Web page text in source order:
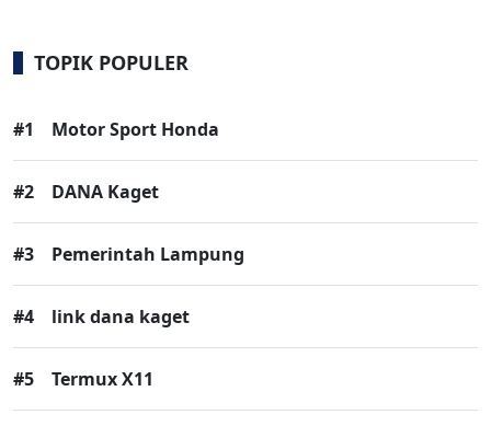
TOPIK POPULER
#1 Motor Sport Honda
#2 DANA Kaget
#3 Pemerintah Lampung
#4 link dana kaget
#5 Termux X11